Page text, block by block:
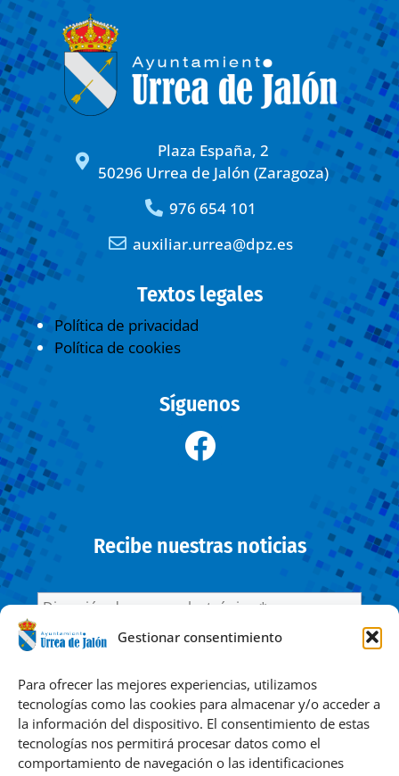
Gestionar consentimiento
Para ofrecer las mejores experiencias, utilizamos
tecnologías como las cookies para almacenar y/o acceder a
la información del dispositivo. El consentimiento de estas
tecnologías nos permitirá procesar datos como el
comportamiento de navegación o las identificaciones
Plaza España, 2
50296 Urrea de Jalón (Zaragoza)
976 654 101
auxiliar.urrea@dpz.es
Textos legales
Política de privacidad
Política de cookies
Síguenos
Recibe nuestras noticias
He leído y acepto la
Responsable » Ayuntamiento de Urrea de Jalón. / Finalidad »
enviarte nuestras publicaciones y noticias. / Legitimación »